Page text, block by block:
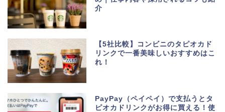
介
【5社比較】コンビニのタピオカド
リンクで一番美味しいおすすめはこ
れ！
PayPay（ペイペイ）で支払うとタ
ピオカドリンクがお得に買える！使